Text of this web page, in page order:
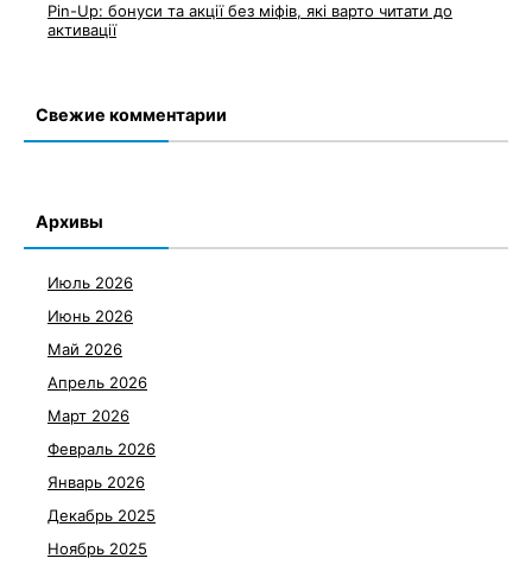
Pin-Up: бонуси та акції без міфів, які варто читати до
активації
Свежие комментарии
Архивы
Июль 2026
Июнь 2026
Май 2026
Апрель 2026
Март 2026
Февраль 2026
Январь 2026
Декабрь 2025
Ноябрь 2025